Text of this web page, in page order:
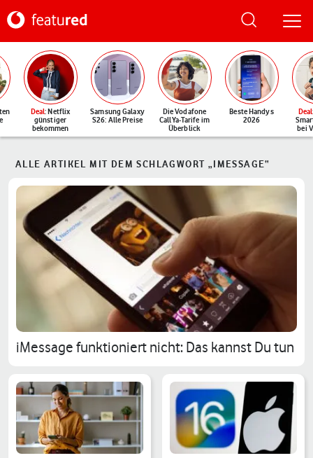
Deal: Netflix
günstiger
bekommen
Samsung Galaxy
S26: Alle Preise
Die Vodafone
CallYa-Tarife im
Überblick
Beste Handys
2026
Deal
bei
ALLE ARTIKEL MIT DEM SCHLAGWORT „IMESSAGE“
iMessage funktioniert nicht: Das kannst Du tun